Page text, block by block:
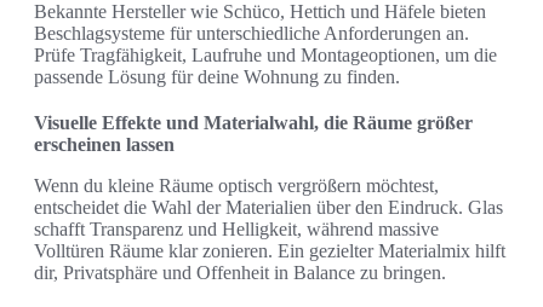
Bekannte Hersteller wie Schüco, Hettich und Häfele bieten
Beschlagsysteme für unterschiedliche Anforderungen an.
Prüfe Tragfähigkeit, Laufruhe und Montageoptionen, um die
passende Lösung für deine Wohnung zu finden.
Visuelle Effekte und Materialwahl, die Räume größer
erscheinen lassen
Wenn du kleine Räume optisch vergrößern möchtest,
entscheidet die Wahl der Materialien über den Eindruck. Glas
schafft Transparenz und Helligkeit, während massive
Volltüren Räume klar zonieren. Ein gezielter Materialmix hilft
dir, Privatsphäre und Offenheit in Balance zu bringen.